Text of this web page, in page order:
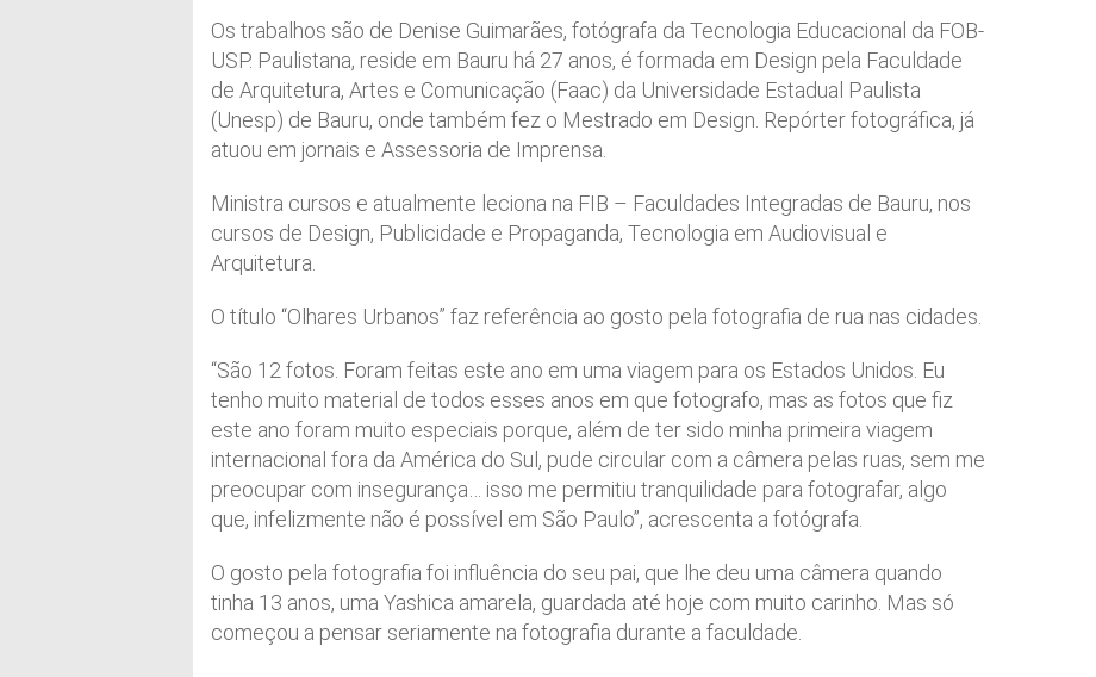
Os trabalhos são de Denise Guimarães, fotógrafa da Tecnologia Educacional da FOB-
USP. Paulistana, reside em Bauru há 27 anos, é formada em Design pela Faculdade
de Arquitetura, Artes e Comunicação (Faac) da Universidade Estadual Paulista
(Unesp) de Bauru, onde também fez o Mestrado em Design. Repórter fotográfica, já
atuou em jornais e Assessoria de Imprensa.
Ministra cursos e atualmente leciona na FIB – Faculdades Integradas de Bauru, nos
cursos de Design, Publicidade e Propaganda, Tecnologia em Audiovisual e
Arquitetura.
O título “Olhares Urbanos” faz referência ao gosto pela fotografia de rua nas cidades.
“São 12 fotos. Foram feitas este ano em uma viagem para os Estados Unidos. Eu
tenho muito material de todos esses anos em que fotografo, mas as fotos que fiz
este ano foram muito especiais porque, além de ter sido minha primeira viagem
internacional fora da América do Sul, pude circular com a câmera pelas ruas, sem me
preocupar com insegurança… isso me permitiu tranquilidade para fotografar, algo
que, infelizmente não é possível em São Paulo”, acrescenta a fotógrafa.
O gosto pela fotografia foi influência do seu pai, que lhe deu uma câmera quando
tinha 13 anos, uma Yashica amarela, guardada até hoje com muito carinho. Mas só
começou a pensar seriamente na fotografia durante a faculdade.